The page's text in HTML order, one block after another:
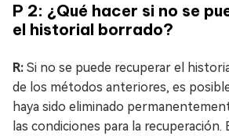
P 2: ¿Qué hacer si no se
el historial borrado?
R: Si no se puede recuperar el
de los métodos anteriores, es
haya sido eliminado
las condiciones para la recuperación.